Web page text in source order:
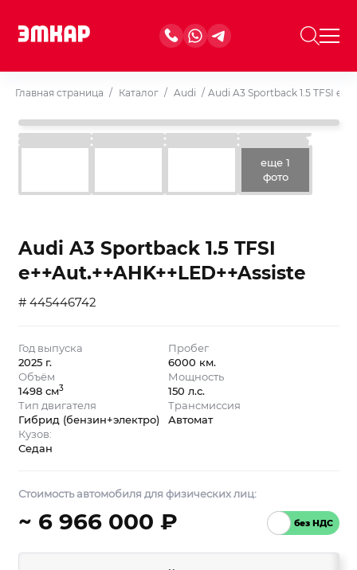
Главная страница / Каталог / Audi / Audi A3 Sportback 1.5 TFSI
еще 1
фото
Audi A3 Sportback 1.5 TFSI
e++Aut.++AHK++LED++Assiste
# 445446742
Год выпуска
2025 г.
Пробег
6000 км.
Объём
1498 см3
Мощность
150 л.с.
Тип двигателя
Гибрид (бензин+электро)
Трансмиссия
Автомат
Кузов:
Седан
Стоимость автомобиля для физических лиц:
~ 6 966 000 ₽